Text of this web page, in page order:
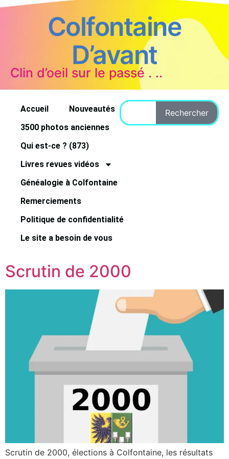
Colfontaine
D’avant
Clin d’oeil sur le passé . ..
Accueil
Nouveautés
3500 photos anciennes
Qui est-ce ? (873)
Livres revues vidéos
Généalogie à Colfontaine
Remerciements
Politique de confidentialité
Le site a besoin de vous
Rechercher
Scrutin de 2000
Scrutin de 2000, élections à Colfontaine, les résultats